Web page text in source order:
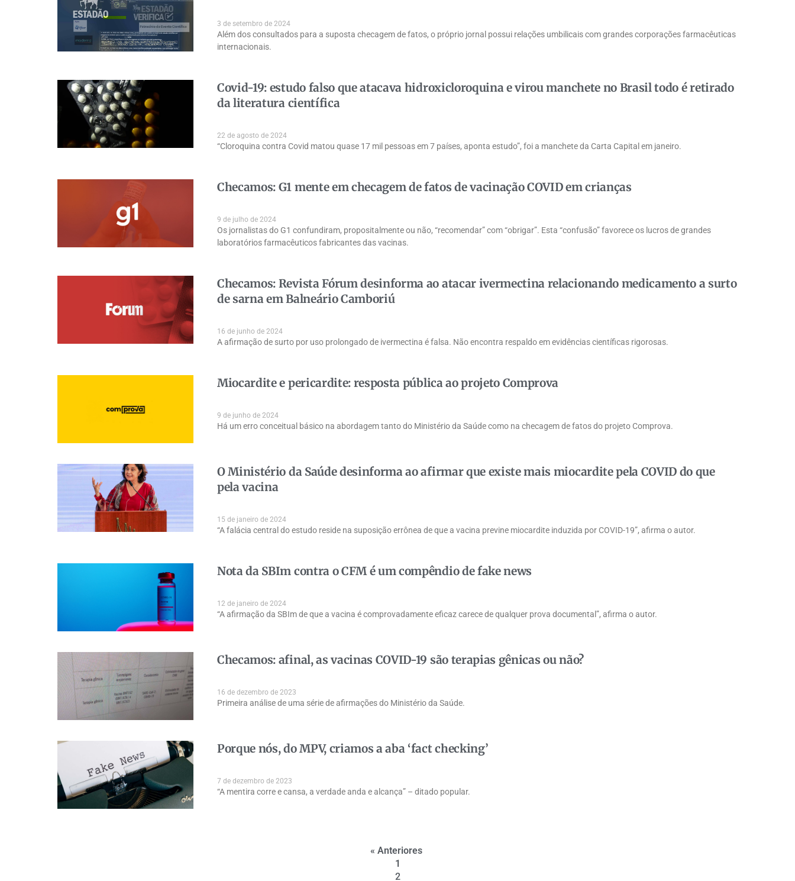
3 de setembro de 2024
Além dos consultados para a suposta checagem de fatos, o próprio jornal possui relações umbilicais com grandes corporações farmacêuticas
internacionais.
Covid-19: estudo falso que atacava hidroxicloroquina e virou manchete no Brasil todo é retirado
da literatura científica
22 de agosto de 2024
“Cloroquina contra Covid matou quase 17 mil pessoas em 7 países, aponta estudo”, foi a manchete da Carta Capital em janeiro.
Checamos: G1 mente em checagem de fatos de vacinação COVID em crianças
9 de julho de 2024
Os jornalistas do G1 confundiram, propositalmente ou não, “recomendar” com “obrigar”. Esta “confusão” favorece os lucros de grandes
laboratórios farmacêuticos fabricantes das vacinas.
Checamos: Revista Fórum desinforma ao atacar ivermectina relacionando medicamento a surto
de sarna em Balneário Camboriú
16 de junho de 2024
A afirmação de surto por uso prolongado de ivermectina é falsa. Não encontra respaldo em evidências científicas rigorosas.
Miocardite e pericardite: resposta pública ao projeto Comprova
9 de junho de 2024
Há um erro conceitual básico na abordagem tanto do Ministério da Saúde como na checagem de fatos do projeto Comprova.
O Ministério da Saúde desinforma ao afirmar que existe mais miocardite pela COVID do que
pela vacina
15 de janeiro de 2024
“A falácia central do estudo reside na suposição errônea de que a vacina previne miocardite induzida por COVID-19”, afirma o autor.
Nota da SBIm contra o CFM é um compêndio de fake news
12 de janeiro de 2024
“A afirmação da SBIm de que a vacina é comprovadamente eficaz carece de qualquer prova documental”, afirma o autor.
Checamos: afinal, as vacinas COVID-19 são terapias gênicas ou não?
16 de dezembro de 2023
Primeira análise de uma série de afirmações do Ministério da Saúde.
Porque nós, do MPV, criamos a aba ‘fact checking’
7 de dezembro de 2023
“A mentira corre e cansa, a verdade anda e alcança” – ditado popular.
« Anteriores
1
2